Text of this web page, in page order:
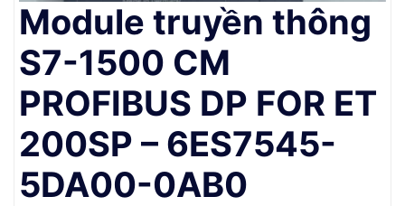
Module truyền thông
S7-1500 CM
PROFIBUS DP FOR ET
200SP – 6ES7545-
5DA00-0AB0